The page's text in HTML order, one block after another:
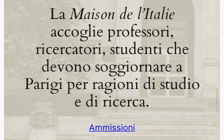
LaMaison de l’Italie
accoglie professori,
ricercatori, studenti che
devono soggiornare a
Parigi per ragioni di studio
e di ricerca.
Ammissioni